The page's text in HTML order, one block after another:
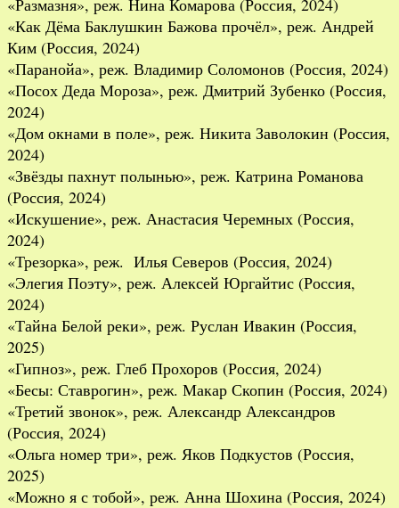
«Размазня», реж. Нина Комарова (Россия, 2024)
«Как Дёма Баклушкин Бажова прочёл», реж. Андрей
Ким (Россия, 2024)
«Паранойа», реж. Владимир Соломонов (Россия, 2024)
«Посох Деда Мороза», реж. Дмитрий Зубенко (Россия,
2024)
«Дом окнами в поле», реж. Никита Заволокин (Россия,
2024)
«Звёзды пахнут полынью», реж. Катрина Романова
(Россия, 2024)
«Искушение», реж. Анастасия Черемных (Россия,
2024)
«Трезорка», реж. Илья Северов (Россия, 2024)
«Элегия Поэту», реж. Алексей Юргайтис (Россия,
2024)
«Тайна Белой реки», реж. Руслан Ивакин (Россия,
2025)
«Гипноз», реж. Глеб Прохоров (Россия, 2024)
«Бесы: Ставрогин», реж. Макар Скопин (Россия, 2024)
«Третий звонок», реж. Александр Александров
(Россия, 2024)
«Ольга номер три», реж. Яков Подкустов (Россия,
2025)
«Можно я с тобой», реж. Анна Шохина (Россия, 2024)